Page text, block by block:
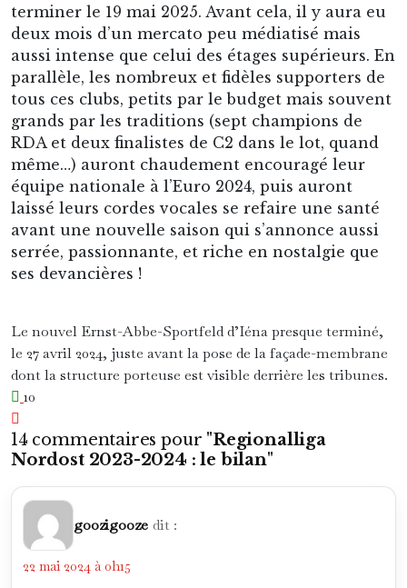
terminer le 19 mai 2025. Avant cela, il y aura eu
deux mois d’un mercato peu médiatisé mais
aussi intense que celui des étages supérieurs. En
parallèle, les nombreux et fidèles supporters de
tous ces clubs, petits par le budget mais souvent
grands par les traditions (sept champions de
RDA et deux finalistes de C2 dans le lot, quand
même…) auront chaudement encouragé leur
équipe nationale à l’Euro 2024, puis auront
laissé leurs cordes vocales se refaire une santé
avant une nouvelle saison qui s’annonce aussi
serrée, passionnante, et riche en nostalgie que
ses devancières !
Le nouvel Ernst-Abbe-Sportfeld d’Iéna presque terminé,
le 27 avril 2024, juste avant la pose de la façade-membrane
dont la structure porteuse est visible derrière les tribunes.
10
14 commentaires pour "Regionalliga
Nordost 2023-2024 : le bilan"
goozigooze dit :
22 mai 2024 à 0h15